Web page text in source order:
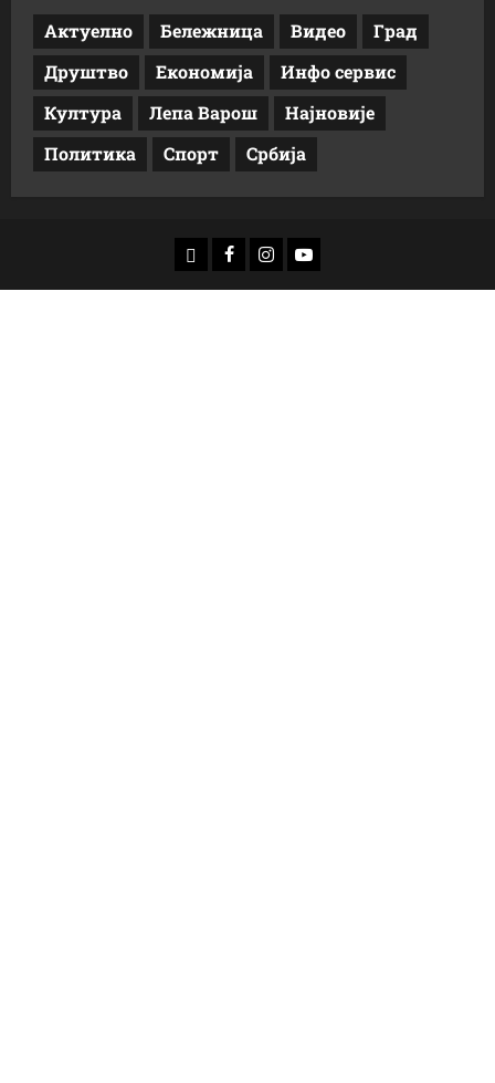
Актуелно Бележница Видео
Град
Друштво
Економија
Инфо сервис
Култура
Лепа Варош
Најновије
Политика
Спорт Србија
доwнлоад
Фацебоок
Инстаграм
Yоутубе